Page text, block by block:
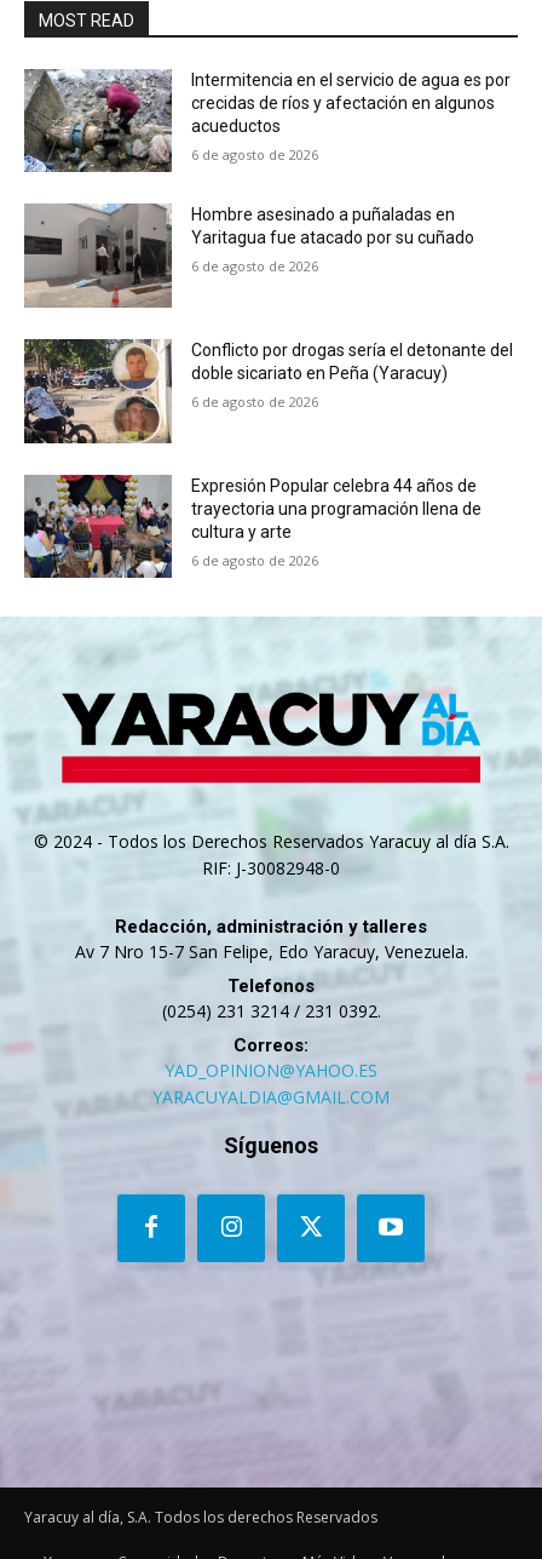
MOST READ
Intermitencia en el servicio de agua es por
crecidas de ríos y afectación en algunos
acueductos
6 de agosto de 2026
Hombre asesinado a puñaladas en
Yaritagua fue atacado por su cuñado
6 de agosto de 2026
Conflicto por drogas sería el detonante del
doble sicariato en Peña (Yaracuy)
6 de agosto de 2026
Expresión Popular celebra 44 años de
trayectoria una programación llena de
cultura y arte
6 de agosto de 2026
© 2024 - Todos los Derechos Reservados Yaracuy al día S.A.
RIF: J-30082948-0
Redacción, administración y talleres
Av 7 Nro 15-7 San Felipe, Edo Yaracuy, Venezuela.
Telefonos
(0254) 231 3214 / 231 0392.
Correos:
YAD_OPINION@YAHOO.ES
YARACUYALDIA@GMAIL.COM
Síguenos
Yaracuy al día, S.A. Todos los derechos Reservados